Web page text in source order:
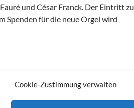
Cookie-Zustimmung verwalten
und César Franck. Der Eintritt zu
Spenden für die neue Orgel wird
Stephanuskirche wird eingeweiht